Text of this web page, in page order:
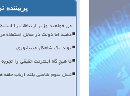
پربیننده
می خواهید وزیر ارتباطات را
دهید اما دولت در مقابل استفاده
تولد یک شاهکار مینیاتوری
ما هیچ گاه اینترنت حقیقی را
نسل سوم شاسی بلند ارباب حلقه